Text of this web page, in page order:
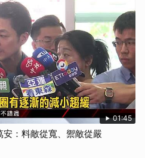
01:45
安：料敵從寬、禦敵從嚴